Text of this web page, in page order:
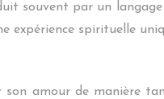
souvent par un langage
expérience spirituelle
son amour de manière